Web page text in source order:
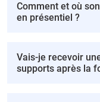
Comment et où
en présentiel ?
Vais-je recevoir
supports après la